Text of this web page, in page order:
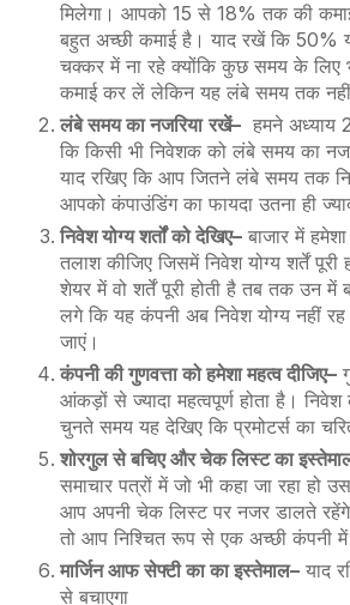
मिलेगा। आपको 15 से 18% तक की
बहुत अच्छी कमाई है। याद रखें कि 50%
चक्कर में ना रहे क्योंकि कुछ समय के लिए
कमाई कर लें लेकिन यह लंबे समय तक
लंबे समय का नजरिया रखें– हमने अध्याय
कि किसी भी निवेशक को लंबे समय का
याद रखिए कि आप जितने लंबे समय तक
आपको कंपाउंडिंग का फायदा उतना ही
निवेश योग्य शर्तों को देखिए– बाजार में
तलाश कीजिए जिसमें निवेश योग्य शर्तें
शेयर में वो शर्तें पूरी होती है तब तक उन
लगे कि यह कंपनी अब निवेश योग्य नहीं
जाएं।
कंपनी की गुणवत्ता को हमेशा महत्व दीजिए–
आंकड़ों से ज्यादा महत्वपूर्ण होता है।
चुनते समय यह देखिए कि प्रमोटर्स का
शोरगुल से बचिए और चेक लिस्ट का
समाचार पत्रों में जो भी कहा जा रहा हो
आप अपनी चेक लिस्ट पर नजर डालते
तो आप निश्चित रूप से एक अच्छी कंपनी में
मार्जिन आफ सेफ्टी का का इस्तेमाल– याद
से बचाएगा